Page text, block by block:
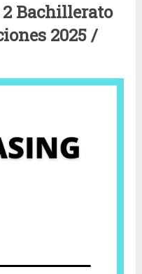
Bachillerato
2025 /